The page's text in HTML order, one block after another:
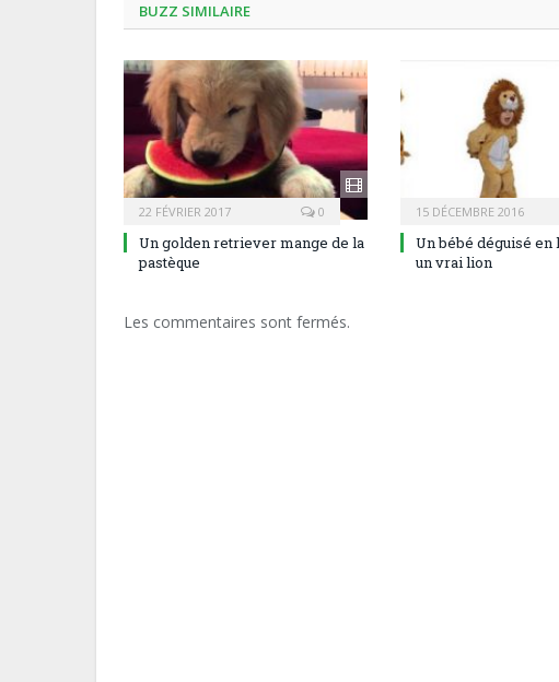
BUZZ SIMILAIRE
22 FÉVRIER 2017 0
Un golden retriever mange de la
pastèque
15 DÉCEMBRE 2016
Un bébé déguisé en
un vrai lion
Les commentaires sont fermés.